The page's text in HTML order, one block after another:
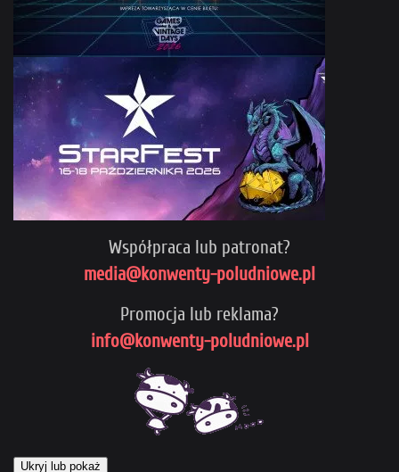
Współpraca lub patronat?
media@konwenty-poludniowe.pl
Promocja lub reklama?
info@konwenty-poludniowe.pl
Ukryj lub pokaż